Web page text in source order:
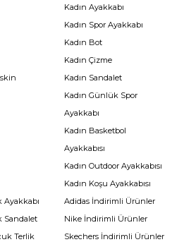
Kadın Ayakkabı
Kadın Spor Ayakkabı
Kadın Bot
Kadın Çizme
Kadın Sandalet
Kadın Günlük Spor
Ayakkabı
Kadın Basketbol
Ayakkabısı
Kadın Outdoor Ayakkabısı
Kadın Koşu Ayakkabısı
Ayakkabı
Sandalet
Terlik
Adidas İndirimli Ürünler
Nike İndirimli Ürünler
Skechers İndirimli Ürünler